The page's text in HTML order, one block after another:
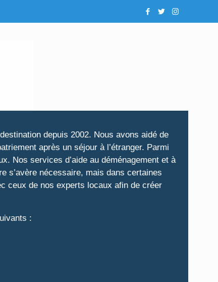
depuis 2002. Nous avons aidé de
après un séjour à l’étranger. Parmi
Nos services d’aide au déménagement et à
s’avère nécessaire, mais dans certaines
ceux de nos experts locaux afin de créer
: